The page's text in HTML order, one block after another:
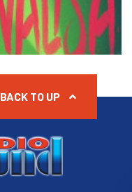
BACK TO UP